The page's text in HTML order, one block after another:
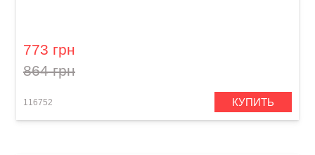
773 грн
864 грн
116752 КУПИТЬ